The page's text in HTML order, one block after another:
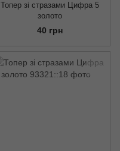
Топер зі стразами Цифра 5
золото
40 грн